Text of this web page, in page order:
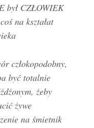
był CZŁOWIEK
na kształat
człokopodobny,
być totalnie
żeby
żywe
na śmietnik